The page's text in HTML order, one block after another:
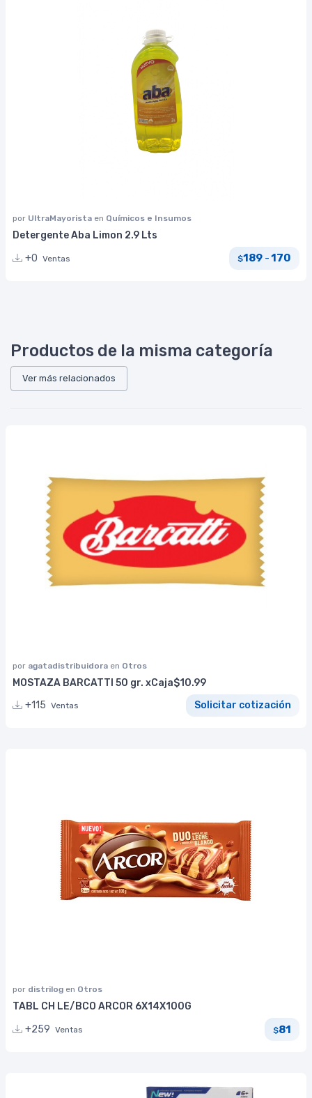
por UltraMayorista en Químicos e Insumos
Detergente Aba Limon 2.9 Lts
+0 Ventas $189 -170
Productos de la misma categoría
Ver más relacionados
por agatadistribuidora en Otros
MOSTAZA BARCATTI 50 gr. xCaja$10.99
+115 Ventas Solicitar cotización
por distrilog en Otros
TABL CH LE/BCO ARCOR 6X14X100G
+259 Ventas $81